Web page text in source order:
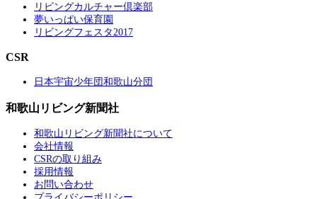
リビングカルチャー倶楽部
夢いっぱい保育園
リビングフェスタ2017
CSR
日本宇宙少年団和歌山分団
和歌山リビング新聞社
和歌山リビング新聞社について
会社情報
CSRの取り組み
採用情報
お問い合わせ